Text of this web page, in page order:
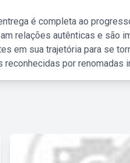
é completa ao
relações autênticas e são
em sua trajetória para se
por renomadas